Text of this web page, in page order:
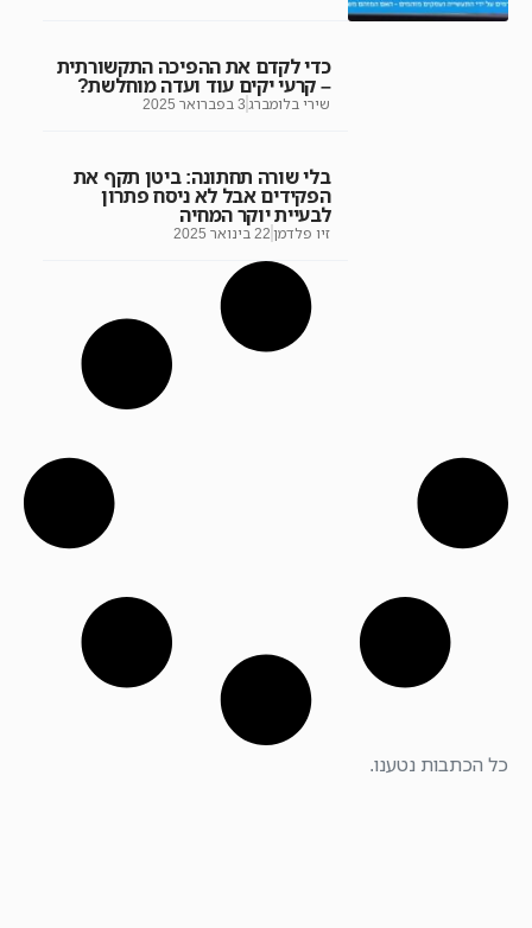
כדי לקדם את ההפיכה התקשורתית
– קרעי יקים עוד ועדה מוחלשת?
שירי בלומברג3 בפברואר 2025
בלי שורה תחתונה: ביטן תקף את
הפקידים אבל לא ניסח פתרון
לבעיית יוקר המחיה
זיו פלדמן 22 בינואר 2025
כל הכתבות נטענו.